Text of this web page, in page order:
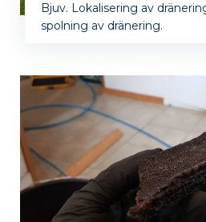
Bjuv. Lokalisering av
spolning av dränering.